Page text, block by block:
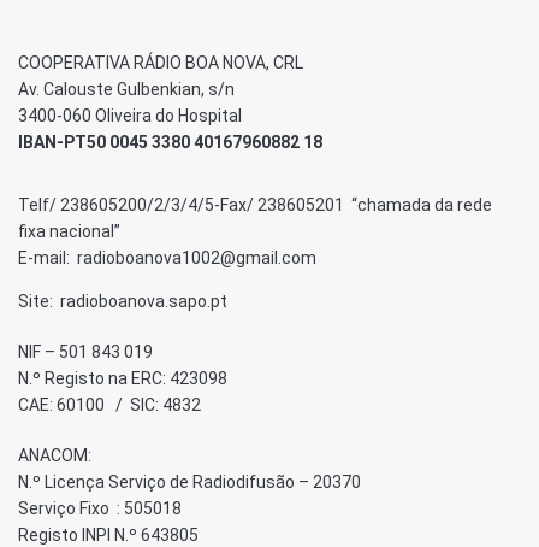
COOPERATIVA RÁDIO BOA NOVA, CRL
Av. Calouste Gulbenkian, s/n
3400-060 Oliveira do Hospital
IBAN-PT50 0045 3380 40167960882 18
Telf/ 238605200/2/3/4/5-Fax/ 238605201 “chamada da rede
fixa nacional”
E-mail: radioboanova1002@gmail.com
Site: radioboanova.sapo.pt
NIF – 501 843 019
N.º Registo na ERC: 423098
CAE: 60100 / SIC: 4832
ANACOM:
N.º Licença Serviço de Radiodifusão – 20370
Serviço Fixo : 505018
Registo INPI N.º 643805